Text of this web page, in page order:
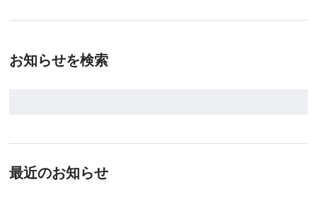
お知らせを検索
最近のお知らせ